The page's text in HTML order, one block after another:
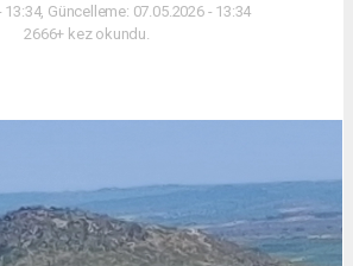
13:34, Güncelleme: 07.05.2026 - 13:34
2666+ kez okundu.